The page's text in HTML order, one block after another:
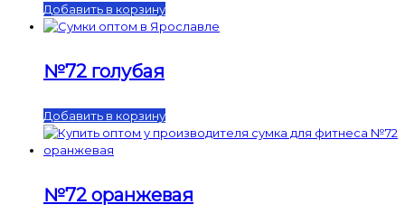
Добавить в корзину
№72 голубая
Добавить в корзину
№72 оранжевая